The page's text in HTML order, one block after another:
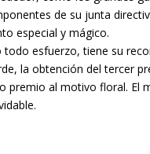
de su junta
especial y mágico.
todo esfuerzo, tiene su
la obtención del tercer
premio al motivo floral. El